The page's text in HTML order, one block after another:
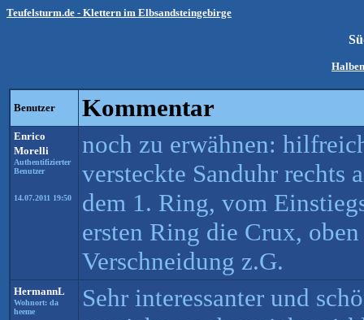
Teufelsturm.de - Klettern im Elbsandsteingebirge
Benutzer Kommentar
Enrico
Morelli
Authentifizierter
Benutzer
14.07.2011 19:50
noch zu erwähnen:
versteckte Sanduhr rechts
dem 1. Ring, vom
ersten Ring die Crux,
Verschneidung z.G.
HermannL
Wohnort: da
heeme
Sehr interessanter und